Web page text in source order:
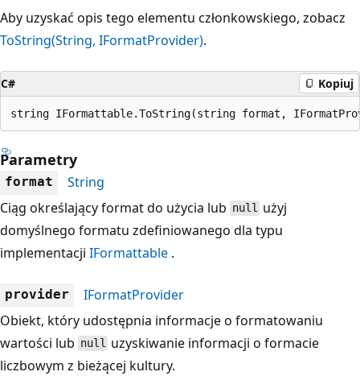
Aby uzyskać opis tego elementu członkowskiego, zobacz
ToString(String, IFormatProvider).
C# Kopiuj
string IFormattable.ToString(string format,
Parametry
format
String
Ciąg określający format do użycia lub null użyj
domyślnego formatu zdefiniowanego dla typu
implementacji IFormattable .
provider
IFormatProvider
Obiekt, który udostępnia informacje o formatowaniu
wartości lub null uzyskiwanie informacji o formacie
liczbowym z bieżącej kultury.